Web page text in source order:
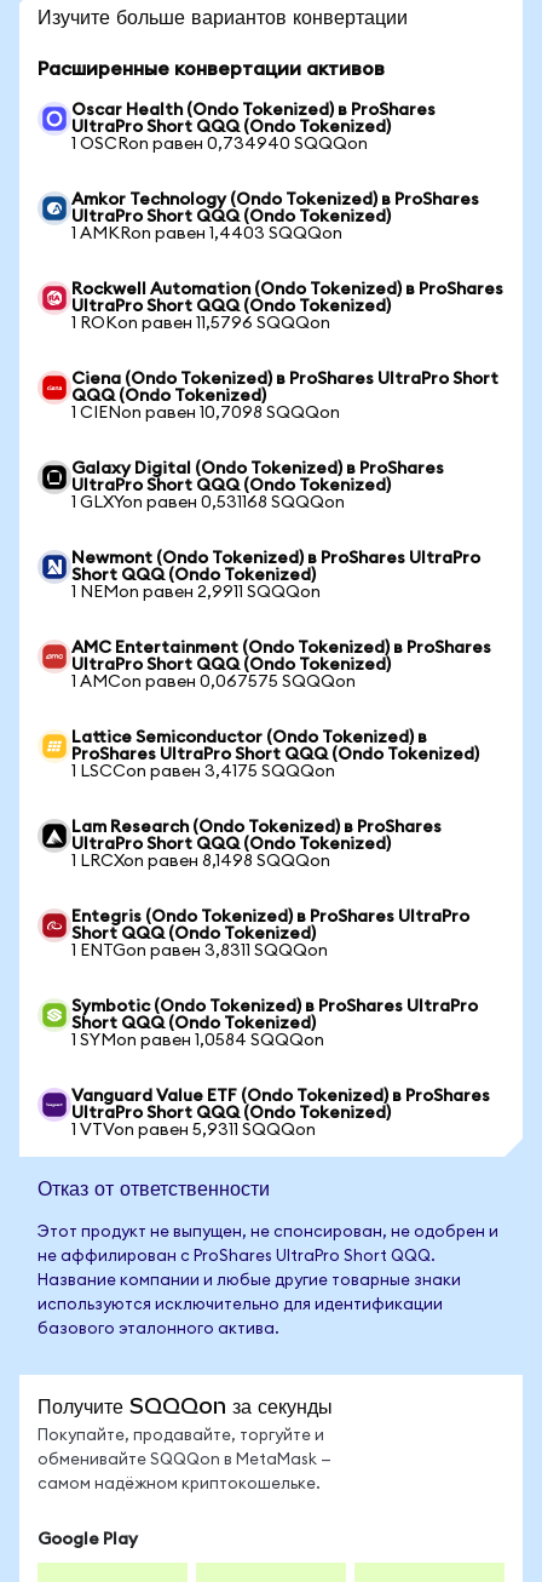
Изучите больше вариантов конвертации
Расширенные конвертации активов
Oscar Health (Ondo Tokenized) в ProShares
UltraPro Short QQQ (Ondo Tokenized)
1 OSCRon равен 0,734940 SQQQon
Amkor Technology (Ondo Tokenized) в ProShares
UltraPro Short QQQ (Ondo Tokenized)
1 AMKRon равен 1,4403 SQQQon
Rockwell Automation (Ondo Tokenized) в ProShares
UltraPro Short QQQ (Ondo Tokenized)
1 ROKon равен 11,5796 SQQQon
Ciena (Ondo Tokenized) в ProShares UltraPro Short
QQQ (Ondo Tokenized)
1 CIENon равен 10,7098 SQQQon
Galaxy Digital (Ondo Tokenized) в ProShares
UltraPro Short QQQ (Ondo Tokenized)
1 GLXYon равен 0,531168 SQQQon
Newmont (Ondo Tokenized) в ProShares UltraPro
Short QQQ (Ondo Tokenized)
1 NEMon равен 2,9911 SQQQon
AMC Entertainment (Ondo Tokenized) в ProShares
UltraPro Short QQQ (Ondo Tokenized)
1 AMCon равен 0,067575 SQQQon
Lattice Semiconductor (Ondo Tokenized) в
ProShares UltraPro Short QQQ (Ondo Tokenized)
1 LSCCon равен 3,4175 SQQQon
Lam Research (Ondo Tokenized) в ProShares
UltraPro Short QQQ (Ondo Tokenized)
1 LRCXon равен 8,1498 SQQQon
Entegris (Ondo Tokenized) в ProShares UltraPro
Short QQQ (Ondo Tokenized)
1 ENTGon равен 3,8311 SQQQon
Symbotic (Ondo Tokenized) в ProShares UltraPro
Short QQQ (Ondo Tokenized)
1 SYMon равен 1,0584 SQQQon
Vanguard Value ETF (Ondo Tokenized) в ProShares
UltraPro Short QQQ (Ondo Tokenized)
1 VTVon равен 5,9311 SQQQon
Отказ от ответственности
Этот продукт не выпущен, не спонсирован, не одобрен и
не аффилирован с ProShares UltraPro Short QQQ.
Название компании и любые другие товарные знаки
используются исключительно для идентификации
базового эталонного актива.
Получите SQQQon за секунды
Покупайте, продавайте, торгуйте и
обменивайте SQQQon в MetaMask —
самом надёжном криптокошельке.
Google Play